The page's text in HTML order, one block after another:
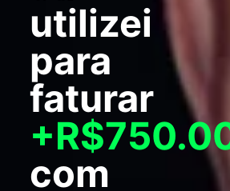
utilizei
para
faturar
com